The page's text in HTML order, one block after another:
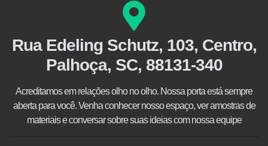
Rua Edeling Schutz, 103, Centro,
Palhoça, SC, 88131-340
Acreditamos em relações olho no olho. Nossa porta está sempre
aberta para você. Venha conhecer nosso espaço, ver amostras de
materiais e conversar sobre suas ideias com nossa equipe